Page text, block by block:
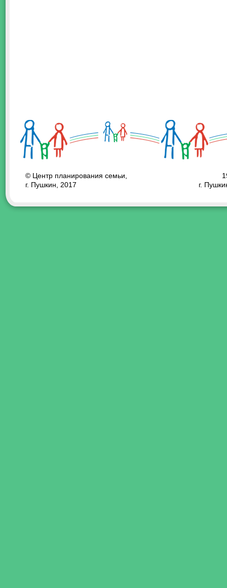
© Центр планирования семьи,
г. Пушкин, 2017
г.